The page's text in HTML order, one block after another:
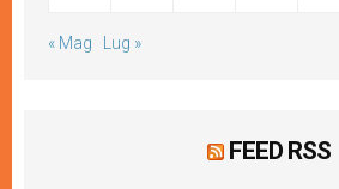
« Mag Lug »
FEED RSS